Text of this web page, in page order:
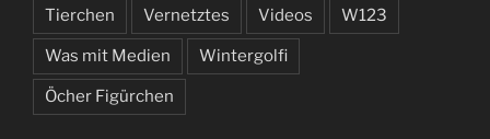
Tierchen Vernetztes Videos W123
Was mit Medien Wintergolfi
Öcher Figürchen